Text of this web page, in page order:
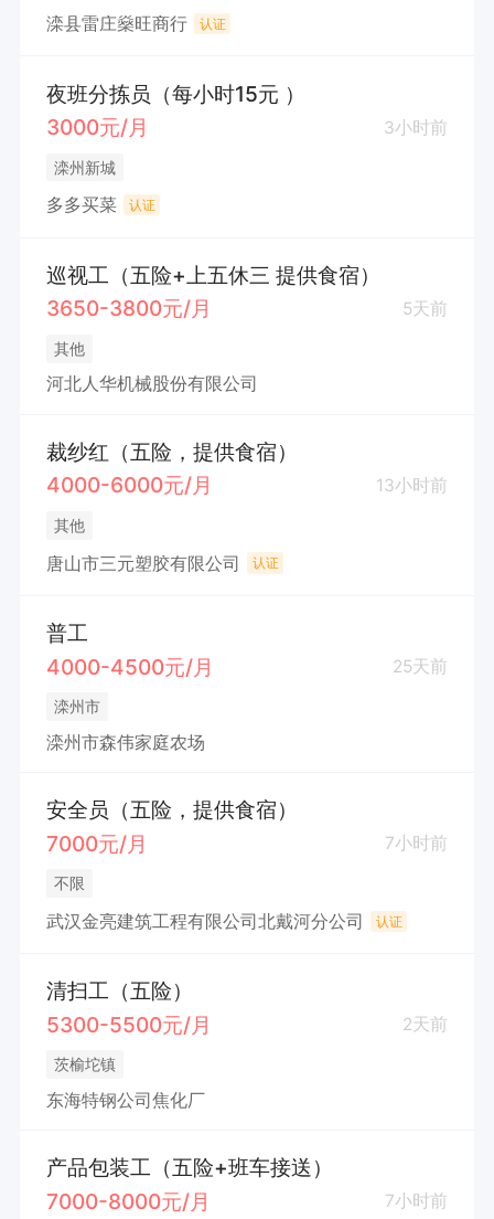
滦县雷庄燊旺商行 认证
夜班分拣员（每小时15元 ）
3000元/月
3小时前
滦州新城
多多买菜 认证
巡视工（五险+上五休三 提供食宿）
3650-3800元/月
5天前
其他
河北人华机械股份有限公司
裁纱红（五险，提供食宿）
4000-6000元/月
13小时前
其他
唐山市三元塑胶有限公司 认证
普工
4000-4500元/月
25天前
滦州市
滦州市森伟家庭农场
安全员（五险，提供食宿）
7000元/月
7小时前
不限
武汉金亮建筑工程有限公司北戴河分公司 认证
清扫工（五险）
5300-5500元/月
2天前
茨榆坨镇
东海特钢公司焦化厂
产品包装工（五险+班车接送）
7000-8000元/月
7小时前